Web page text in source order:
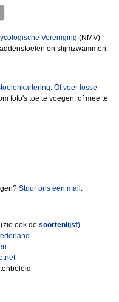
Vereniging (NMV)
en slijmzwammen.
. Of voer losse
foto's toe te voegen, of mee te
Stuur ons een mail .
ook de soortenlijst)